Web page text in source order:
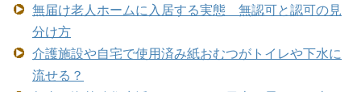
無届け老人ホームに入居する実態 無認可と認可の見
分け方
介護施設や自宅で使用済み紙おむつがトイレや下水に
流せる？